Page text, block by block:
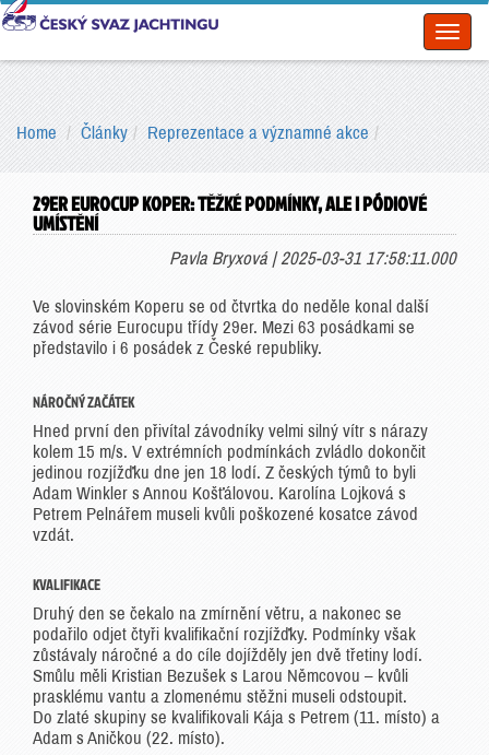
Home Články Reprezentace a významné akce
29ER EUROCUP KOPER: TĚŽKÉ PODMÍNKY, ALE I PÓDIOVÉ
UMÍSTĚNÍ
Pavla Bryxová | 2025-03-31 17:58:11.000
Ve slovinském Koperu se od čtvrtka do neděle konal další
závod série Eurocupu třídy 29er. Mezi 63 posádkami se
představilo i 6 posádek z České republiky.
NÁROČNÝ ZAČÁTEK
Hned první den přivítal závodníky velmi silný vítr s nárazy
kolem 15 m/s. V extrémních podmínkách zvládlo dokončit
jedinou rozjížďku dne jen 18 lodí. Z českých týmů to byli
Adam Winkler s Annou Košťálovou. Karolína Lojková s
Petrem Pelnářem museli kvůli poškozené kosatce závod
vzdát.
KVALIFIKACE
Druhý den se čekalo na zmírnění větru, a nakonec se
podařilo odjet čtyři kvalifikační rozjížďky. Podmínky však
zůstávaly náročné a do cíle dojížděly jen dvě třetiny lodí.
Smůlu měli Kristian Bezušek s Larou Němcovou – kvůli
prasklému vantu a zlomenému stěžni museli odstoupit.
Do zlaté skupiny se kvalifikovali Kája s Petrem (11. místo) a
Adam s Aničkou (22. místo).